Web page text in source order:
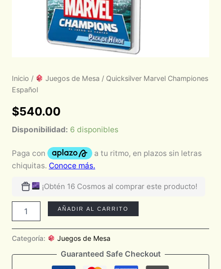
Inicio / Juegos de Mesa / Quicksilver Marvel Championes
Español
$540.00
Disponibilidad: 6 disponibles
¡Obtén 16 Cosmos al comprar este producto!
AÑADIR AL CARRITO
Categoría: Juegos de Mesa
Guaranteed Safe Checkout